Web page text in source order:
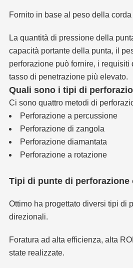
Fornito in base al peso della
La quantità di pressione della
capacità portante della punta, il
perforazione può fornire, i requisiti
tasso di penetrazione più elevato.
Quali sono i tipi di
Ci sono quattro metodi di
Perforazione a percussione
Perforazione di zangola
Perforazione diamantata
Perforazione a rotazione
Tipi di punte di perforazione
Ottimo ha progettato diversi tipi di
direzionali.
Foratura ad alta efficienza, alta
state realizzate.